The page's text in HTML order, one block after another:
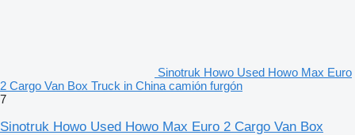
Sinotruk Howo Used Howo Max Euro
2 Cargo Van Box Truck in China camión furgón
7
Sinotruk Howo Used Howo Max Euro 2 Cargo Van Box